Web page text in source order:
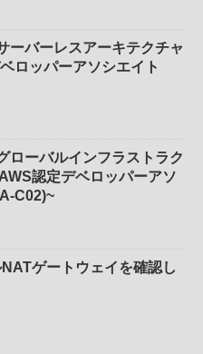
ーバーレスアーキテクチャ
ロッパーアソシエイト
ローバルインフラストラク
認定デベロッパーアソ
C02)~
ゲートウェイを確認し